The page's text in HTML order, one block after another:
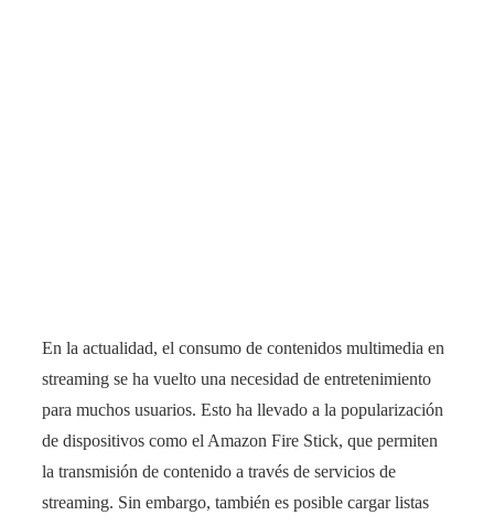
En la actualidad, el consumo de contenidos multimedia en
streaming se ha vuelto una necesidad de entretenimiento
para muchos usuarios. Esto ha llevado a la popularización
de dispositivos como el Amazon Fire Stick, que permiten
la transmisión de contenido a través de servicios de
streaming. Sin embargo, también es posible cargar listas